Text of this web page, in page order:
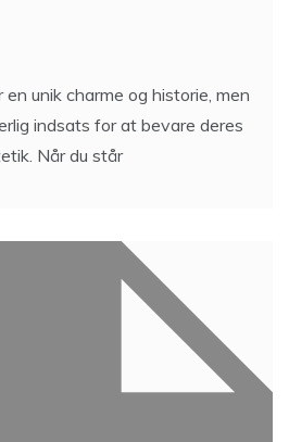
unik charme og historie, men
indsats for at bevare deres
Når du står